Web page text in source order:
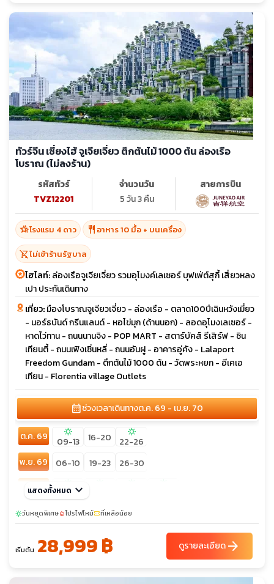
ทัวร์จีน เซี่ยงไฮ้ จูเจียเจี่ยว ตึกต้นไม้ 1000 ต้น ล่องเรือ
โบราณ (ไม่ลงร้าน)
รหัสทัวร์
TVZ12201
จำนวนวัน
5 วัน 3 คืน
สายการบิน
hotel_classโรงแรม 4 ดาว restaurant อาหาร 10 มื้อ + บนเครื่อง
shopping_cart_offไม่เข้าร้านรัฐบาล
ไฮไลท์:ล่องเรือจูเจียเจี่ยว รวมอุโมงค์เลเซอร์ บุฟเฟ่ต์สุกี้ เสี่ยวหลง
เปา ประกันเดินทาง
เที่ยว:มืองโบราณจูเจียวเจี่ยว - ล่องเรือ - ตลาด100ปีเฉินหวังเมี่ยว
- นอร์ธบันด์ กรีนแลนด์ - หอไข่มุก (ด้านนอก) - ลอดอุโมงเลเซอร์ -
หาดไว่ทาน - ถนนนานจิง - POP MART - สตาร์บัคส์ รีเสิร์ฟ - ซิน
เทียนตี้ - ถนนเฟิงเซิ่นหลี่ - ถนนอันฝู - อาคารอู่คัง - Lalaport
Freedom Gundam - ตึกต้นไม้ 1000 ต้น - วัดพระหยก - อีเคเอ
เทียน - Florentia village Outlets
calendar_monthช่วงเวลาเดินทางต.ค. 69 - เม.ย. 70
ต.ค. 69 sunny
09-13 16-20 sunny
22-26
พ.ย. 69
06-10 19-23
26-30
ธ.ค. 69
sunny
04-08
sunny sunny sunny
ม.ค. 70
15-19
20-24
ก.พ. 70
18-22 19-23
แสดงทั้งหมด keyboard_arrow_down
sunnyวันหยุดพิเศษlocal_fire_departmentโปรไฟไหม้confirmation_numberที่เหลือน้อย
เริ่มต้น 28,999 ฿ ดูรายละเอียดarrow_forward